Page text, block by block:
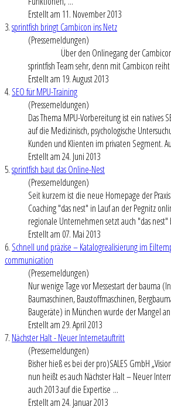
Erstellt am 11. November 2013
3.sprintfish bringt Cambicon ins Netz
(Pressemeldungen)
Über den Onlinegang der Cambicon
sprintfish Team sehr, denn mit Cambicon
Erstellt am 19. August 2013
4. SEO für MPU-Training
(Pressemeldungen)
Das Thema MPU-Vorbereitung ist ein natives
auf die Medizinisch, psychologische
Kunden und Klienten im privaten Segment.
Erstellt am 24. Juni 2013
5.sprintfish baut das Online-Nest
(Pressemeldungen)
Seit kurzem ist die neue Homepage der
Coaching "das nest" in Lauf an der Pegnitz
regionale Unternehmen setzt auch "das nest"
Erstellt am 07. Mai 2013
6. Schnell und präzise – Katalogrealisierung im
communication
(Pressemeldungen)
Nur wenige Tage vor Messestart der bauma
Baumaschinen, Baustoffmaschinen,
Baugeräte) in München wurde der Mangel
Erstellt am 29. April 2013
7. Nächster Halt - Neuer Internetauftritt
(Pressemeldungen)
Bisher hieß es bei der pro)SALES GmbH
nun heißt es auch Nächster Halt – Neuer
auch 2013 auf die Expertise ...
Erstellt am 24. Januar 2013